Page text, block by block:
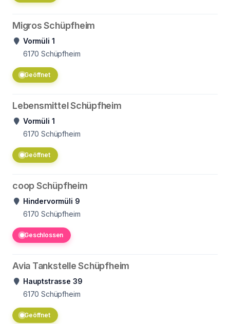
Migros Schüpfheim
Vormüli 1
6170 Schüpfheim
Geöffnet
Lebensmittel Schüpfheim
Vormüli 1
6170 Schüpfheim
Geöffnet
coop Schüpfheim
Hindervormüli 9
6170 Schüpfheim
Geschlossen
Avia Tankstelle Schüpfheim
Hauptstrasse 39
6170 Schüpfheim
Geöffnet